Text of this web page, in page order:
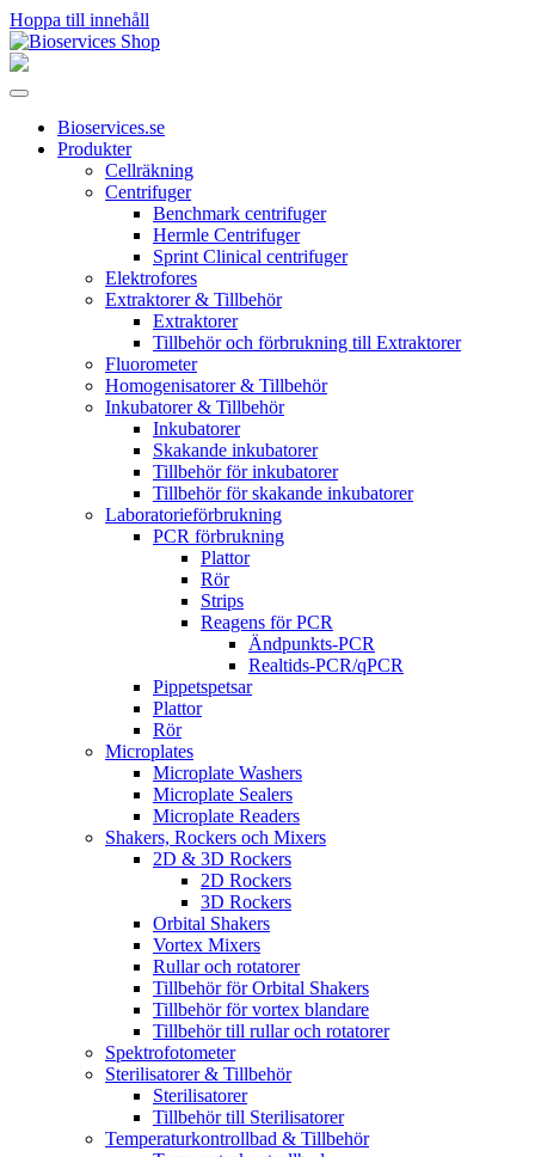
Hoppa till innehåll
Huvudnavigering
Bioservices.se
Produkter
Cellräkning
Centrifuger
Benchmark centrifuger
Hermle Centrifuger
Sprint Clinical centrifuger
Elektrofores
Extraktorer & Tillbehör
Extraktorer
Tillbehör och förbrukning till Extraktorer
Fluorometer
Homogenisatorer & Tillbehör
Inkubatorer & Tillbehör
Inkubatorer
Skakande inkubatorer
Tillbehör för inkubatorer
Tillbehör för skakande inkubatorer
Laboratorieförbrukning
PCR förbrukning
Plattor
Rör
Strips
Reagens för PCR
Ändpunkts-PCR
Realtids-PCR/qPCR
Pippetspetsar
Plattor
Rör
Microplates
Microplate Washers
Microplate Sealers
Microplate Readers
Shakers, Rockers och Mixers
2D & 3D Rockers
2D Rockers
3D Rockers
Orbital Shakers
Vortex Mixers
Rullar och rotatorer
Tillbehör för Orbital Shakers
Tillbehör för vortex blandare
Tillbehör till rullar och rotatorer
Spektrofotometer
Sterilisatorer & Tillbehör
Sterilisatorer
Tillbehör till Sterilisatorer
Temperaturkontrollbad & Tillbehör